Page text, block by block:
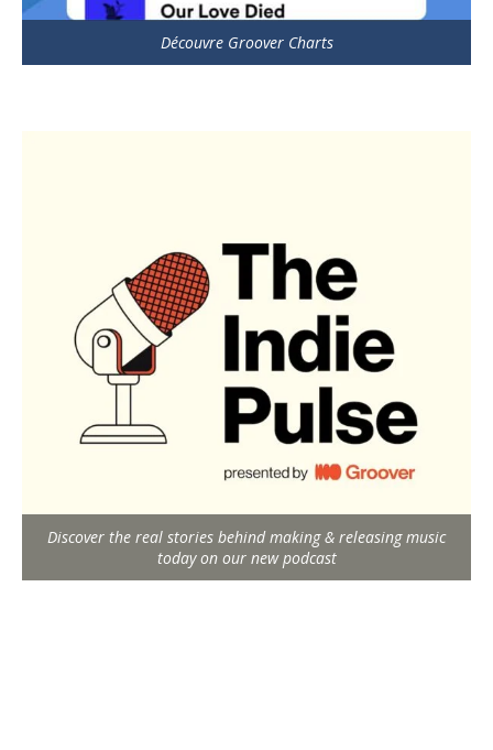
Découvre Groover Charts
Discover the real stories behind making & releasing music
today on our new podcast